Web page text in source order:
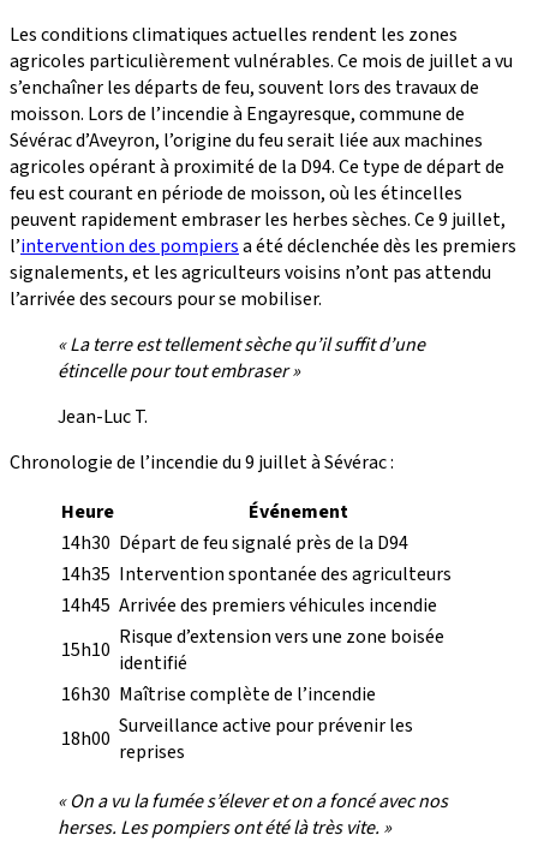
Les conditions climatiques actuelles rendent les zones
agricoles particulièrement vulnérables. Ce mois de juillet a vu
s’enchaîner les départs de feu, souvent lors des travaux de
moisson. Lors de l’incendie à Engayresque, commune de
Sévérac d’Aveyron, l’origine du feu serait liée aux machines
agricoles opérant à proximité de la D94. Ce type de départ de
feu est courant en période de moisson, où les étincelles
peuvent rapidement embraser les herbes sèches. Ce 9 juillet,
l’intervention des pompiersa été déclenchée dès les premiers
signalements, et les agriculteurs voisins n’ont pas attendu
l’arrivée des secours pour se mobiliser.
« La terre est tellement sèche qu’il suffit d’une
étincelle pour tout embraser »
Jean-Luc T.
Chronologie de l’incendie du 9 juillet à Sévérac :
Heure
Événement
14h30 Départ de feu signalé près de la D94
14h35 Intervention spontanée des agriculteurs
14h45 Arrivée des premiers véhicules incendie
15h10 Risque d’extension vers une zone boisée
identifié
16h30 Maîtrise complète de l’incendie
18h00 Surveillance active pour prévenir les
reprises
« On a vu la fumée s’élever et on a foncé avec nos
herses. Les pompiers ont été là très vite. »